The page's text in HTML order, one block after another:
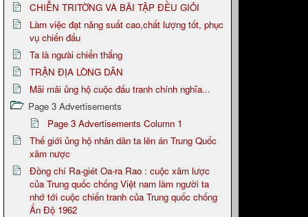
CHIỄN TRITỜNG VÀ BÃI TẬP ĐỀU GIỎI
Làm việc đạt năng suất cao,chất lượng tốt, phục
vụ chiến đấu
Ta là ngưài chiển thắng
TRẬN ĐỊA LÒNG DÂN
Mãi mâi ủng hộ cuộc đấu tranh chính nghĩa...
Page 3 Advertisements
Page 3 Advertisements Column 1
Thế giới ủng hộ nhân dân ta lên án Trung Quốc
xâm nược
Đồng chí Ra-giét Oa-ra Rao : cuộc xâm lược
của Trung quốc chống Việt nam làm người ta
nhớ tới cuộc chiến tranh của Trung quốc chống
Ấn Độ 1962